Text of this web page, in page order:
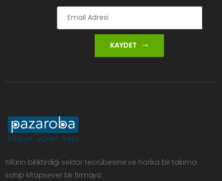
KAYDET
Yılların biriktirdiği sektör tecrübesine ve harika bir takıma
sahip kitapsever bir firmayız